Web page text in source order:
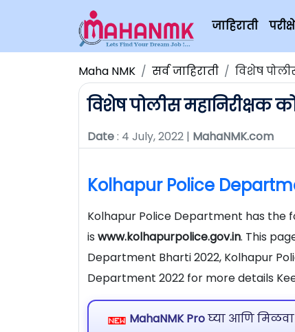
जाहिराती
Maha NMK सर्व जाहिराती विशेष
विशेष पोलीस महानिरीक्षक
Date: 4 July, 2022 | MahaNMK.com
Kolhapur Police
Kolhapur Police Department has the
is www.kolhapurpolice.gov.in. This
Department Bharti 2022, Kolhapur
Department 2022 for more details
MahaNMK Proघ्या आणि मिळवा